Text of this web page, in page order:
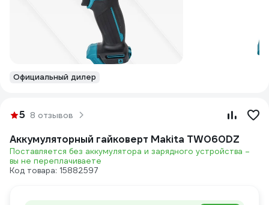
Официальный дилер
5 8 отзывов
Аккумуляторный гайковерт Makita TW060DZ
Поставляется без аккумулятора и зарядного устройства –
вы не переплачиваете
Код товара: 15882597